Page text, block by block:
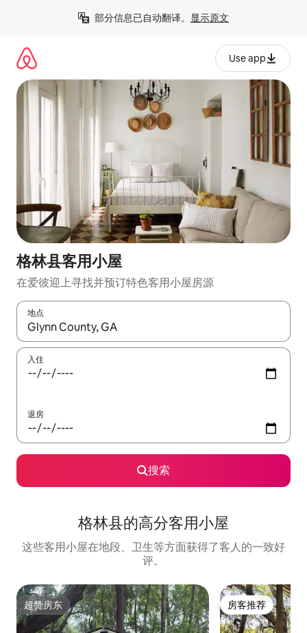
部分信息已自动翻译。 显示原文
Use app
格林县客用小屋
在爱彼迎上寻找并预订特色客用小屋房源
地点
如有搜索结果，请使用上下方向键查看，或通过点击或滑动手势
入住
退房
搜索
格林县的高分客用小屋
这些客用小屋在地段、卫生等方面获得了客人的一致好
评。
超赞房东
超赞房东 房客推荐
房客推荐